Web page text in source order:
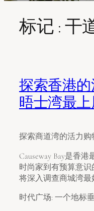
标记 : 干
探索香港
晤士湾最
探索商道湾的活力购
Causeway Bay是香
时尚家到有预算意
将深入调查商城湾最
时代广场: 一个地标